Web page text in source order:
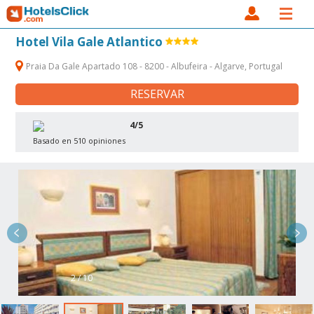
Hotel Vila Gale Atlantico
Praia Da Gale Apartado 108 - 8200 - Albufeira - Algarve, Portugal
RESERVAR
4/5
Basado en 510 opiniones
2 / 10